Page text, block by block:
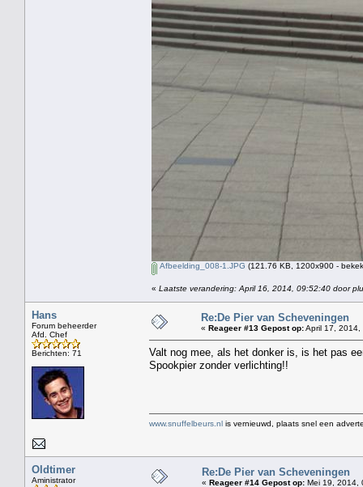
Afbeelding_008-1.JPG (121.76 KB, 1200x900 -
« Laatste verandering: April 16, 2014, 09:52:40 door
Hans
Forum beheerder
Afd. Chef
Berichten: 71
Re:De Pier van Scheveningen
« Reageer #13 Gepost op:April 17,
Valt nog mee, als het donker is, is het pas
Spookpier zonder verlichting!!
www.snuffelbeurs.nl is vernieuwd, plaats snel een
Oldtimer
Aministrator
Re:De Pier van Scheveningen
« Reageer #14 Gepost op: Mei 19, 2014,